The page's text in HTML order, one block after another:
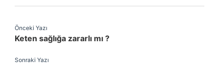
Önceki Yazı
Keten sağlığa zararlı mı ?
Sonraki Yazı